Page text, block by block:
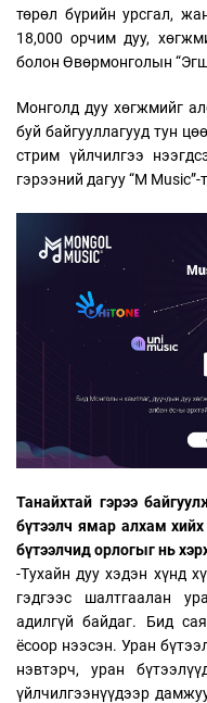
төрөл бүрийн урсгал,
18,000 орчим дуу,
болон Өвөрмонголын
Монголд дуу хөгжмийг
буй байгууллагууд тун
стрим үйлчилгээ
гэрээний дагуу “М
Танайхтай гэрээ
бүтээлч ямар алхам
бүтээлчид орлогыг нь
-Тухайн дуу хэдэн хүнд
гэдгээс шалтгаалан
адилгүй байдаг. Бид
ёсоор нээсэн. Уран
нэвтэрч, уран
үйлчилгээнүүдээр